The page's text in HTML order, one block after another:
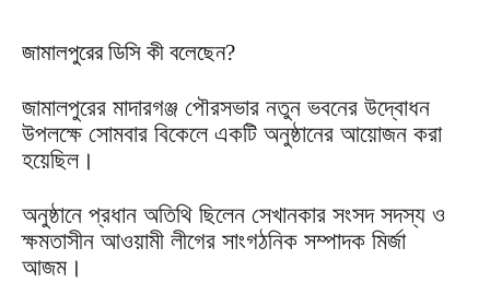
জামালপুরের ডিসি কী বলেছেন?
জামালপুরের মাদারগঞ্জ পৌরসভার নতুন ভবনের উদ্বোধন
উপলক্ষে সোমবার বিকেলে একটি অনুষ্ঠানের আয়োজন করা
হয়েছিল।
অনুষ্ঠানে প্রধান অতিথি ছিলেন সেখানকার সংসদ সদস্য ও
ক্ষমতাসীন আওয়ামী লীগের সাংগঠনিক সম্পাদক মির্জা
আজম।